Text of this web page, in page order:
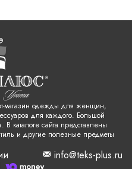
магазин одежды для женщин,
для каждого. Большой
В каталоге сайта представлены
и другие полезные предметы
info@teks-plus.ru